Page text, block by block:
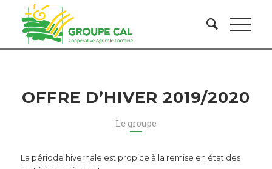
OFFRE D’HIVER 2019/2020
Le groupe
La période hivernale est propice à la remise en état des